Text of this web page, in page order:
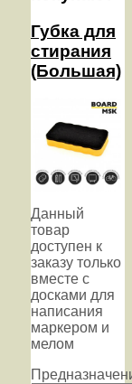
Губка для
стирания
(Большая)
Данный
товар
доступен к
заказу только
вместе с
досками для
написания
маркером и
мелом